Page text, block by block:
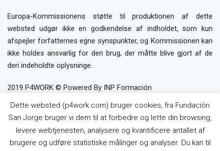
Europa-Kommissionens støtte til produktionen af dette
websted udgør ikke en godkendelse af indholdet, som kun
afspejler forfatternes egne synspunkter, og Kommissionen kan
ikke holdes ansvarlig for den brug, der måtte blive gjort af de
deri indeholdte oplysninge.
2019 P4WORK © Powered By INP Formación
Brugerbetingelser
Privatlivspolitik
Dette websted (p4work.com) bruger cookies, fra Fundación
San Jorge bruger vi dem til at forbedre og lette din browsing,
levere webtjenesten, analysere og kvantificere antallet af
brugere og udføre statistiske målinger og analyser. Du kan til